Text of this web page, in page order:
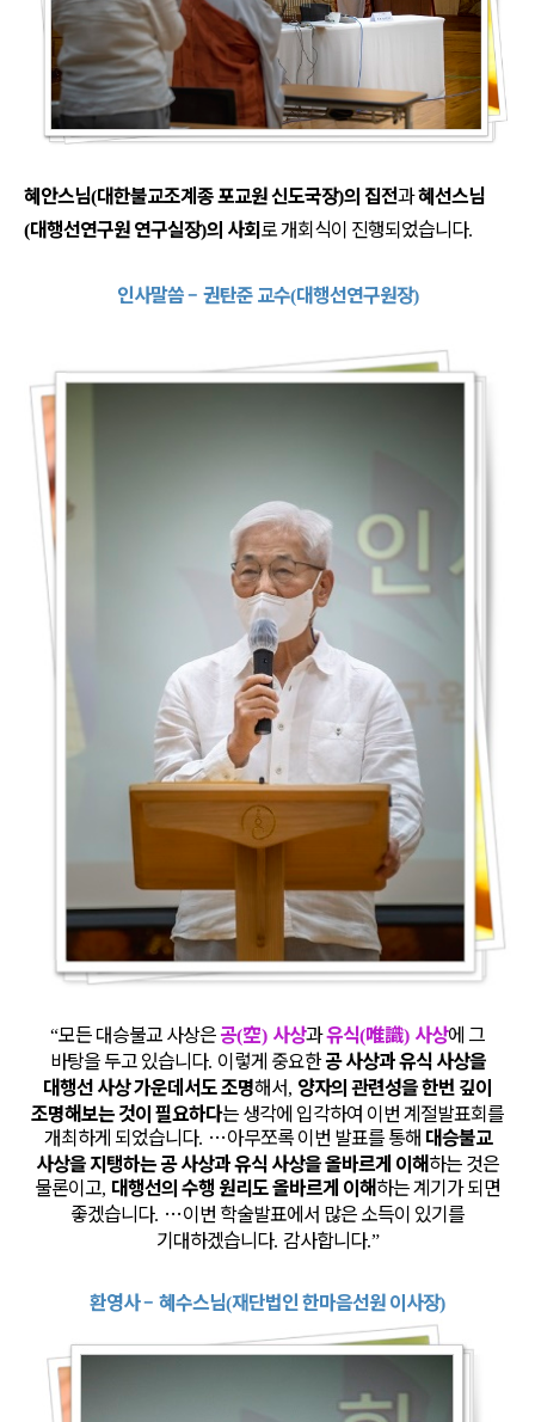
혜안스님(대한불교조계종 포교원 신도국장)의 집전과혜선스님
(대행선연구원 연구실장)의 사회로 개회식이 진행되었습니다.
인사말씀– 권탄준 교수(대행선연구원장)
“모든 대승불교 사상은공(空) 사상과유식(唯識) 사상에 그
바탕을 두고 있습니다. 이렇게 중요한공 사상과 유식 사상을
대행선 사상 가운데서도 조명해서, 양자의 관련성을 한번 깊이
조명해보는 것이 필요하다는 생각에 입각하여 이번 계절발표회를
개최하게 되었습니다. …아무쪼록 이번 발표를 통해 대승불교
사상을 지탱하는 공 사상과 유식 사상을 올바르게 이해하는 것은
물론이고, 대행선의 수행 원리도 올바르게 이해하는 계기가 되면
좋겠습니다. …이번 학술발표에서 많은 소득이 있기를
기대하겠습니다. 감사합니다.”
환영사– 혜수스님(재단법인 한마음선원 이사장)